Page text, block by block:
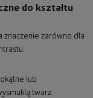
do kształtu
znaczenie zarówno dla
lub
twarz.